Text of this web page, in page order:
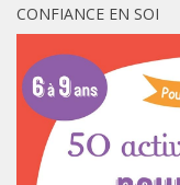
CONFIANCE EN SOI